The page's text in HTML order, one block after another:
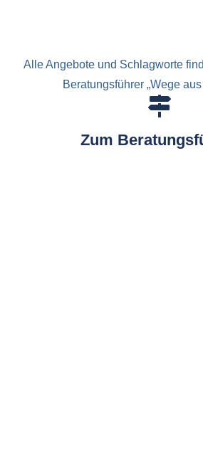
Alle Angebote und Schlagworte
Beratungsführer „Wege
Zum